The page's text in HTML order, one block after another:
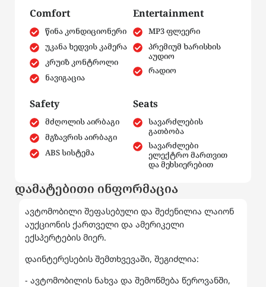
Comfort
წინა კონდიციონერი
უკანა ხედვის კამერა
კრუიზ კონტროლი
ნავიგაცია
Entertainment
MP3 ფლეერი
პრემიუმ ხარისხის
აუდიო
რადიო
Safety
მძღოლის აირბაგი
მგზავრის აირბაგი
ABS სისტემა
Seats
სავარძლების
გათბობა
სავარძლები
ელექტრო მართვით
და მეხსიერებით
დამატებითი ინფორმაცია
ავტომობილი შეფასებული და შეძენილია ლაიონ
აუქციონის ქართველი და ამერიკელი
ექსპერტების მიერ.
დაინტერესების შემთხვევაში, შეგიძლია:
- ავტომობილის ნახვა და შემოწმება წეროვანში,